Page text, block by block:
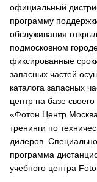
официальный
программу
обслуживания
подмосковном
фиксированные
запасных частей
каталога запасных
центр на базе
«Фотон Центр
тренинги по
дилеров.
программа
учебного центра